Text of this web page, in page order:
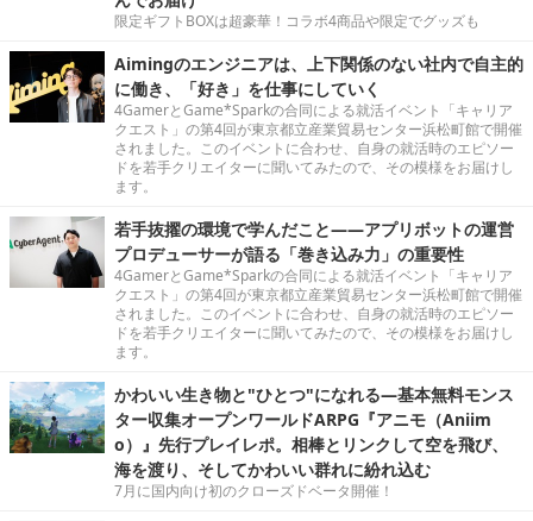
限定ギフトBOXは超豪華！コラボ4商品や限定でグッズも
Aimingのエンジニアは、上下関係のない社内で自主的
に働き、「好き」を仕事にしていく
4GamerとGame*Sparkの合同による就活イベント「キャリア
クエスト」の第4回が東京都立産業貿易センター浜松町館で開催
されました。このイベントに合わせ、自身の就活時のエピソー
ドを若手クリエイターに聞いてみたので、その模様をお届けし
ます。
若手抜擢の環境で学んだこと――アプリボットの運営
プロデューサーが語る「巻き込み力」の重要性
4GamerとGame*Sparkの合同による就活イベント「キャリア
クエスト」の第4回が東京都立産業貿易センター浜松町館で開催
されました。このイベントに合わせ、自身の就活時のエピソー
ドを若手クリエイターに聞いてみたので、その模様をお届けし
ます。
かわいい生き物と"ひとつ"になれる―基本無料モンス
ター収集オープンワールドARPG『アニモ（Aniim
o）』先行プレイレポ。相棒とリンクして空を飛び、
海を渡り、そしてかわいい群れに紛れ込む
7月に国内向け初のクローズドベータ開催！